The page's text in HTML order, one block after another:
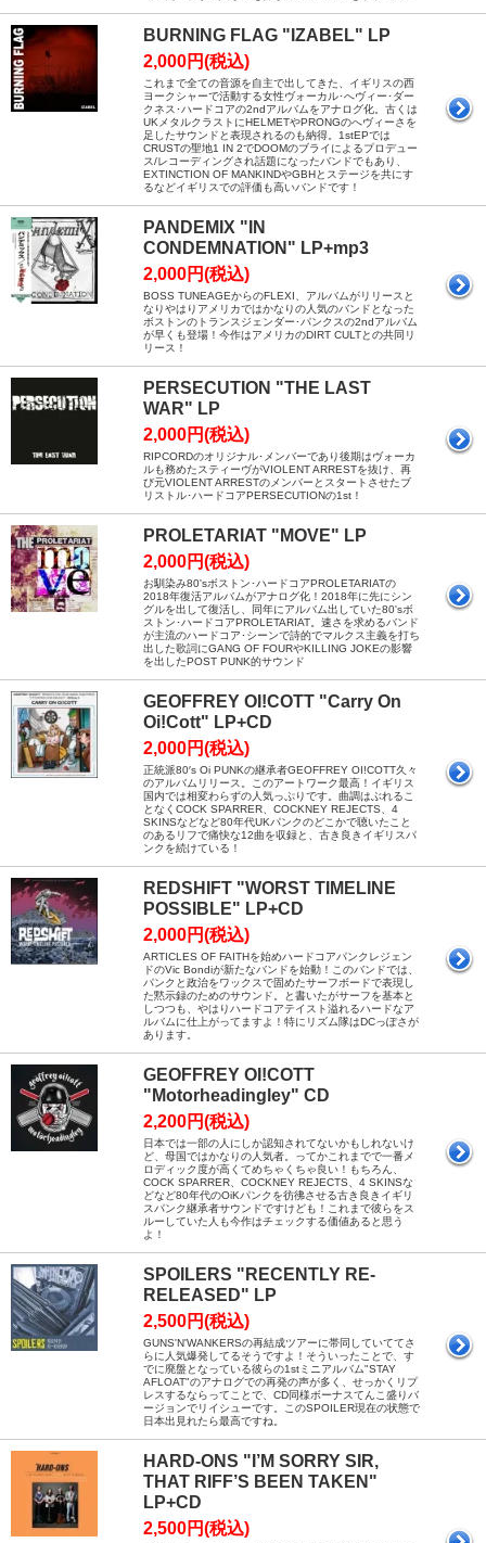
BURNING FLAG "IZABEL" LP
2,000円(税込)
これまで全ての音源を自主で出してきた、イギリスの西
ヨークシャーで活動する女性ヴォーカル･へヴィー･ダー
クネス･ハードコアの2ndアルバムをアナログ化。古くは
UKメタルクラストにHELMETやPRONGのへヴィーさを
足したサウンドと表現されるのも納得。1stEPでは
CRUSTの聖地1 IN 2でDOOMのブライによるプロデュー
ス/レコーディングされ話題になったバンドでもあり、
EXTINCTION OF MANKINDやGBHとステージを共にす
るなどイギリスでの評価も高いバンドです！
PANDEMIX "IN
CONDEMNATION" LP+mp3
2,000円(税込)
BOSS TUNEAGEからのFLEXI、アルバムがリリースと
なりやはりアメリカではかなりの人気のバンドとなった
ボストンのトランスジェンダー･パンクスの2ndアルバム
が早くも登場！今作はアメリカのDIRT CULTとの共同リ
リース！
PERSECUTION "THE LAST
WAR" LP
2,000円(税込)
RIPCORDのオリジナル･メンバーであり後期はヴォーカ
ルも務めたスティーヴがVIOLENT ARRESTを抜け、再
び元VIOLENT ARRESTのメンバーとスタートさせたブ
リストル･ハードコアPERSECUTIONの1st！
PROLETARIAT "MOVE" LP
2,000円(税込)
お馴染み80'sボストン･ハードコアPROLETARIATの
2018年復活アルバムがアナログ化！2018年に先にシン
グルを出して復活し、同年にアルバム出していた80'sボ
ストン･ハードコアPROLETARIAT。速さを求めるバンド
が主流のハードコア･シーンで詩的でマルクス主義を打ち
出した歌詞にGANG OF FOURやKILLING JOKEの影響
を出したPOST PUNK的サウンド
GEOFFREY OI!COTT "Carry On
Oi!Cott" LP+CD
2,000円(税込)
正統派80′s Oi PUNKの継承者GEOFFREY OI!COTT久々
のアルバムリリース。このアートワーク最高！イギリス
国内では相変わらずの人気っぷりです。曲調はぶれるこ
となくCOCK SPARRER、COCKNEY REJECTS、4
SKINSなどなど80年代UKパンクのどこかで聴いたこと
のあるリフで痛快な12曲を収録と、古き良きイギリスパ
ンクを続けている！
REDSHIFT "WORST TIMELINE
POSSIBLE" LP+CD
2,000円(税込)
ARTICLES OF FAITHを始めハードコアパンクレジェン
ドのVic Bondiが新たなバンドを始動！このバンドでは、
パンクと政治をワックスで固めたサーフボードで表現し
た黙示録のためのサウンド。と書いたがサーフを基本と
しつつも、やはりハードコアテイスト溢れるハードなア
ルバムに仕上がってますよ！特にリズム隊はDCっぽさが
あります。
GEOFFREY OI!COTT
"Motorheadingley" CD
2,200円(税込)
日本では一部の人にしか認知されてないかもしれないけ
ど、母国ではかなりの人気者。ってかこれまでで一番メ
ロディック度が高くてめちゃくちゃ良い！もちろん、
COCK SPARRER、COCKNEY REJECTS、4 SKINSな
どなど80年代のOiKパンクを彷彿させる古き良きイギリ
スパンク継承者サウンドですけども！これまで彼らをス
ルーしていた人も今作はチェックする価値あると思う
よ！
SPOILERS "RECENTLY RE-
RELEASED" LP
2,500円(税込)
GUNS'N'WANKERSの再結成ツアーに帯同していててさ
らに人気爆発してるそうですよ！そういったことで、す
でに廃盤となっている彼らの1stミニアルバム"STAY
AFLOAT"のアナログでの再発の声が多く、せっかくリプ
レスするならってことで、CD同様ボーナスてんこ盛りバ
ージョンでリイシューです。このSPOILER現在の状態で
日本出見れたら最高ですね。
HARD-ONS "I’M SORRY SIR,
THAT RIFF’S BEEN TAKEN"
LP+CD
2,500円(税込)